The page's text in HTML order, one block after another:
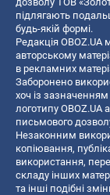
підлягають
будь-якій формі.
Редакція OBOZ.UA
авторському
в рекламних
Заборонено
хоч із зазначенням
логотипу OBOZ.UA
письмового
Незаконним
копiювання,
використання,
складу інших
та інші подібні